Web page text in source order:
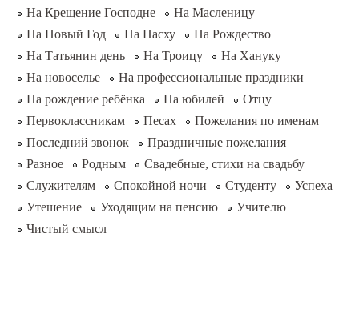
На Крещение Господне
На Масленицу
На Новый Год
На Пасху
На Рождество
На Татьянин день
На Троицу
На Хануку
На новоселье
На профессиональные праздники
На рождение ребёнка
На юбилей
Отцу
Первоклассникам
Песах
Пожелания по именам
Последний звонок
Праздничные пожелания
Разное
Родным
Свадебные, стихи на свадьбу
Служителям
Спокойной ночи Студенту
Успеха
Утешение
Уходящим на пенсию
Учителю
Чистый смысл